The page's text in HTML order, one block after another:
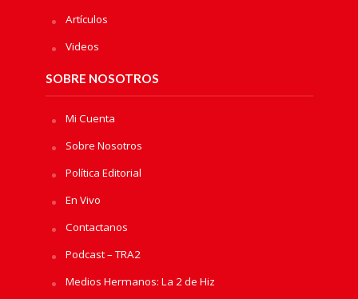
Artículos
Videos
SOBRE NOSOTROS
Mi Cuenta
Sobre Nosotros
Política Editorial
En Vivo
Contactanos
Podcast – TRA2
Medios Hermanos: La 2 de Hiz